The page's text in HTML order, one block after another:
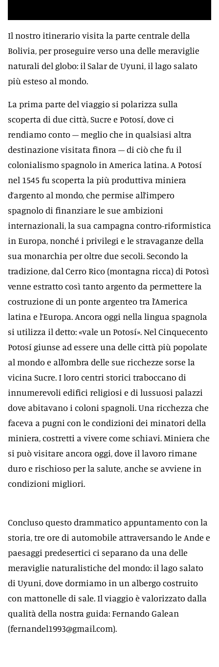
Il nostro itinerario visita la parte centrale della
Bolivia, per proseguire verso una delle meraviglie
naturali del globo: il Salar de Uyuni, il lago salato
più esteso al mondo.
La prima parte del viaggio si polarizza sulla
scoperta di due città, Sucre e Potosí, dove ci
rendiamo conto – meglio che in qualsiasi altra
destinazione visitata finora – di ciò che fu il
colonialismo spagnolo in America latina. A Potosí
nel 1545 fu scoperta la più produttiva miniera
d’argento al mondo, che permise all’impero
spagnolo di finanziare le sue ambizioni
internazionali, la sua campagna contro-riformistica
in Europa, nonché i privilegi e le stravaganze della
sua monarchia per oltre due secoli. Secondo la
tradizione, dal Cerro Rico (montagna ricca) di Potosì
venne estratto così tanto argento da permettere la
costruzione di un ponte argenteo tra l’America
latina e l’Europa. Ancora oggi nella lingua spagnola
si utilizza il detto: «vale un Potosí». Nel Cinquecento
Potosí giunse ad essere una delle città più popolate
al mondo e all’ombra delle sue ricchezze sorse la
vicina Sucre. I loro centri storici traboccano di
innumerevoli edifici religiosi e di lussuosi palazzi
dove abitavano i coloni spagnoli. Una ricchezza che
faceva a pugni con le condizioni dei minatori della
miniera, costretti a vivere come schiavi. Miniera che
si può visitare ancora oggi, dove il lavoro rimane
duro e rischioso per la salute, anche se avviene in
condizioni migliori.
Concluso questo drammatico appuntamento con la
storia, tre ore di automobile attraversando le Ande e
paesaggi predesertici ci separano da una delle
meraviglie naturalistiche del mondo: il lago salato
di Uyuni, dove dormiamo in un albergo costruito
con mattonelle di sale. Il viaggio è valorizzato dalla
qualità della nostra guida: Fernando Galean
(fernandel1993@gmail.com).